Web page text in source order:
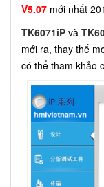
V5.07 mới nhất
TK6071iP và
mới ra, thay thế
có thể tham khảo